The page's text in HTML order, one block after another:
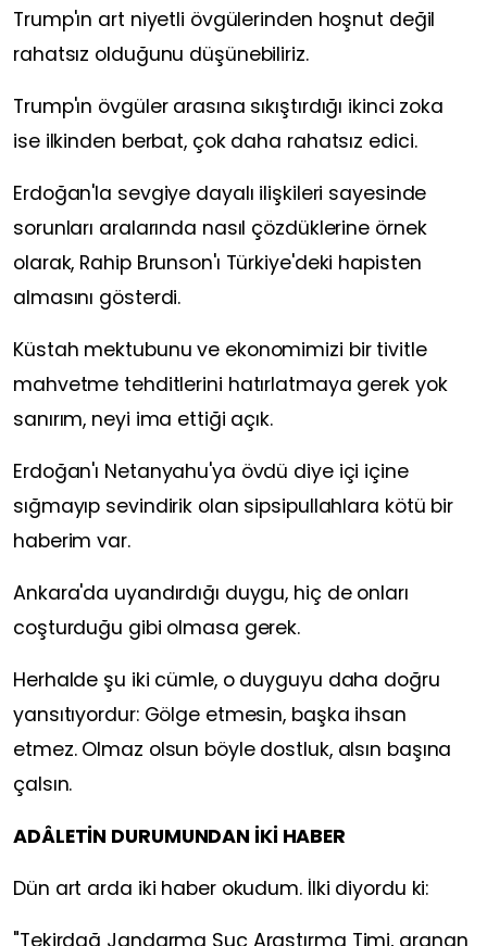
Trump'ın art niyetli övgülerinden hoşnut değil
rahatsız olduğunu düşünebiliriz.
Trump'ın övgüler arasına sıkıştırdığı ikinci zoka
ise ilkinden berbat, çok daha rahatsız edici.
Erdoğan'la sevgiye dayalı ilişkileri sayesinde
sorunları aralarında nasıl çözdüklerine örnek
olarak, Rahip Brunson'ı Türkiye'deki hapisten
almasını gösterdi.
Küstah mektubunu ve ekonomimizi bir tivitle
mahvetme tehditlerini hatırlatmaya gerek yok
sanırım, neyi ima ettiği açık.
Erdoğan'ı Netanyahu'ya övdü diye içi içine
sığmayıp sevindirik olan sipsipullahlara kötü bir
haberim var.
Ankara'da uyandırdığı duygu, hiç de onları
coşturduğu gibi olmasa gerek.
Herhalde şu iki cümle, o duyguyu daha doğru
yansıtıyordur: Gölge etmesin, başka ihsan
etmez. Olmaz olsun böyle dostluk, alsın başına
çalsın.
ADÂLETİN DURUMUNDAN İKİ HABER
Dün art arda iki haber okudum. İlki diyordu ki:
"Tekirdağ Jandarma Suç Araştırma Timi, aranan